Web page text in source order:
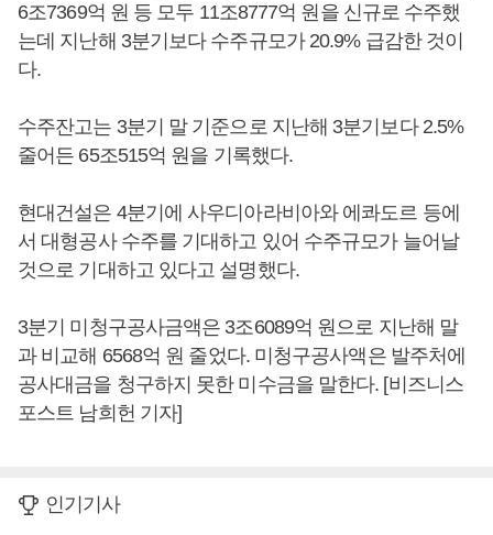
6조7369억 원 등 모두 11조8777억 원을 신규로 수주했
는데 지난해 3분기보다 수주규모가 20.9% 급감한 것이
다.
수주잔고는 3분기 말 기준으로 지난해 3분기보다 2.5%
줄어든 65조515억 원을 기록했다.
현대건설은 4분기에 사우디아라비아와 에콰도르 등에
서 대형공사 수주를 기대하고 있어 수주규모가 늘어날
것으로 기대하고 있다고 설명했다.
3분기 미청구공사금액은 3조6089억 원으로 지난해 말
과 비교해 6568억 원 줄었다. 미청구공사액은 발주처에
공사대금을 청구하지 못한 미수금을 말한다. [비즈니스
포스트 남희헌 기자]
인기기사